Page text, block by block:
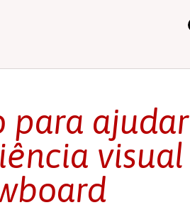
para ajudar
visual